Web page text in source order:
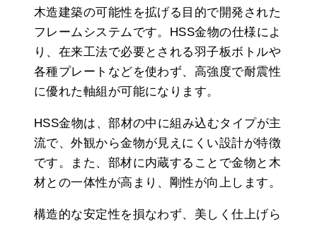
木造建築の可能性を拡げる目的で開発された
フレームシステムです。HSS金物の仕様によ
り、在来工法で必要とされる羽子板ボトルや
各種プレートなどを使わず、高強度で耐震性
に優れた軸組が可能になります。
HSS金物は、部材の中に組み込むタイプが主
流で、外観から金物が見えにくい設計が特徴
です。また、部材に内蔵することで金物と木
材との一体性が高まり、剛性が向上します。
構造的な安定性を損なわず、美しく仕上げら